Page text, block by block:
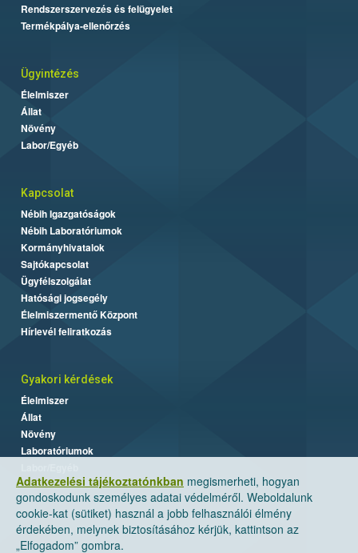
Adatkezelési tájékoztatónkban megismerheti, hogyan
gondoskodunk személyes adatai védelméről. Weboldalunk
cookie-kat (sütiket) használ a jobb felhasználói élmény
érdekében, melynek biztosításához kérjük, kattintson az
„Elfogadom” gombra.
Rendszerszervezés és felügyelet
Termékpálya-ellenőrzés
Ügyintézés
Élelmiszer
Állat
Növény
Labor/Egyéb
Kapcsolat
Nébih Igazgatóságok
Nébih Laboratóriumok
Kormányhivatalok
Sajtókapcsolat
Ügyfélszolgálat
Hatósági jogsegély
Élelmiszermentő Központ
Hírlevél feliratkozás
Gyakori kérdések
Élelmiszer
Állat
Növény
Laboratóriumok